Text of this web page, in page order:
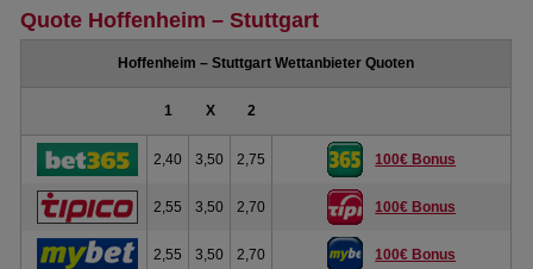
Quote Hoffenheim – Stuttgart
Hoffenheim – Stuttgart Wettanbieter Quoten
1 X 2
2,40 3,50 2,75 100€ Bonus
2,55 3,50 2,70 100€ Bonus
2,55 3,50 2,70 100€ Bonus